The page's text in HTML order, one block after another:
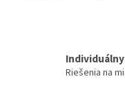
Riešenia na